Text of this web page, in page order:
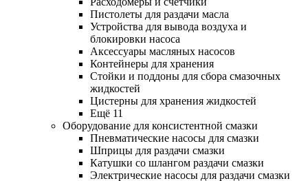
Пистолеты для раздачи масла
Устройства для вывода воздуха и
блокировки насоса
Аксессуары масляных насосов
Контейнеры для хранения
Стойки и поддоны для сбора смазочных
жидкостей
Цистерны для хранения жидкостей
Ещё 11
Оборудование для консистентной смазки
Пневматические насосы для смазки
Шприцы для раздачи смазки
Катушки со шлангом раздачи смазки
Электрические насосы для раздачи смазки